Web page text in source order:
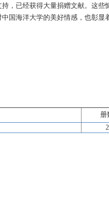
，已经获得大量捐赠文献。这
国海洋大学的美好情感，也彰显
册
2